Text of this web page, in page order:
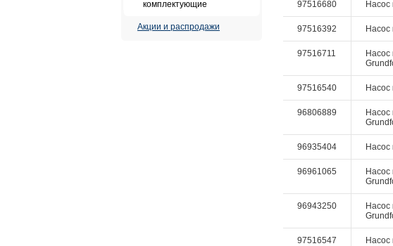
комплектующие
Акции и распродажи
97516680 Насос
97516392 Насос
97516711
Насос
97516540 Насос
96806889
Насос
96935404 Насос
96961065
Насос
96943250
Насос
97516547 Насос